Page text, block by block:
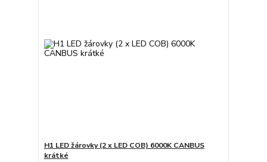
H1 LED žárovky (2 x LED COB) 6000K CANBUS
krátké